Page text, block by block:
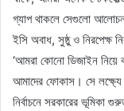
গ্যাপ থাকলে সেগুলো
ইসি অবাধ, সুষ্ঠু ও নিরপেক্ষ
‘আমরা কোনো ডিজাইন নিয়ে
আমাদের ফোকাস। সে
নির্বাচনে সরকারের ভূমিকা